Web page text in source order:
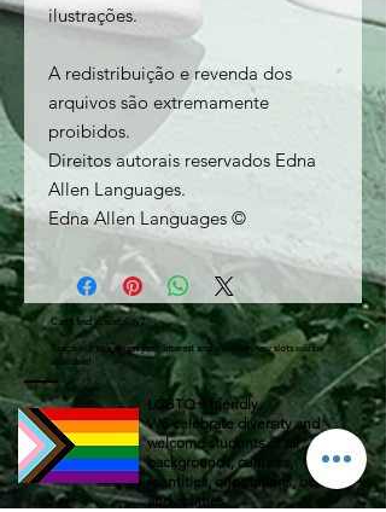
ilustrações.
A redistribuição e revenda dos
arquivos são extremamente
proibidos.
Direitos autorais reservados Edna
Allen Languages.
Edna Allen Languages ©
Can't find availability?
Reach out to express your interest and ask when new slots will be
available!
LGBTQ+ friendly.
We celebrate diversity and
welcome students of all
backgrounds, cultures,
identities, orientations, beliefs
and abilities.